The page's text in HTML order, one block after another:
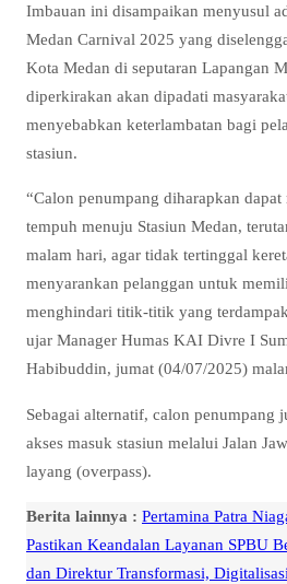
Imbauan ini disampaikan menyusul
Medan Carnival 2025 yang
Kota Medan di seputaran Lapangan
diperkirakan akan dipadati
menyebabkan keterlambatan bagi
stasiun.
“Calon penumpang diharapkan
tempuh menuju Stasiun Medan,
malam hari, agar tidak tertinggal
menyarankan pelanggan untuk
menghindari titik-titik yang
ujar Manager Humas KAI Divre I
Habibuddin, jumat (04/07/2025)
Sebagai alternatif, calon penumpang
akses masuk stasiun melalui Jalan
layang (overpass).
Berita lainnya : Pertamina Patra
Pastikan Keandalan Layanan SPBU
dan Direktur Transformasi,